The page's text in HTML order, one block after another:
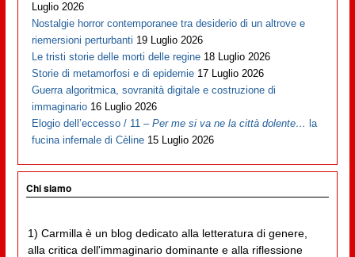
Luglio 2026
Nostalgie horror contemporanee tra desiderio di un altrove e
riemersioni perturbanti 19 Luglio 2026
Le tristi storie delle morti delle regine 18 Luglio 2026
Storie di metamorfosi e di epidemie 17 Luglio 2026
Guerra algoritmica, sovranità digitale e costruzione di
immaginario 16 Luglio 2026
Elogio dell’eccesso / 11 –Per me si va ne la città dolente… la
fucina infernale di Cèline 15 Luglio 2026
Chi siamo
1) Carmilla è un blog dedicato alla letteratura di genere,
alla critica dell'immaginario dominante e alla riflessione